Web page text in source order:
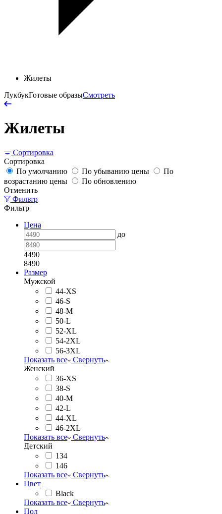
Жилеты
ЛукбукГотовые образыСмотреть
Жилеты
Сортировка
Сортировка
По умолчанию
По убыванию цены
По
возрастанию цены
По обновлению
Отменить
Фильтр
Фильтр
Цена
до
4490
8490
Размер
Мужской
44-XS
46-S
48-M
50-L
52-XL
54-2XL
56-3XL
Показать все
Свернуть
Женский
36-XS
38-S
40-M
42-L
44-XL
46-2XL
Показать все
Свернуть
Детский
134
146
Показать все
Свернуть
Цвет
Black
Показать все
Свернуть
Пол